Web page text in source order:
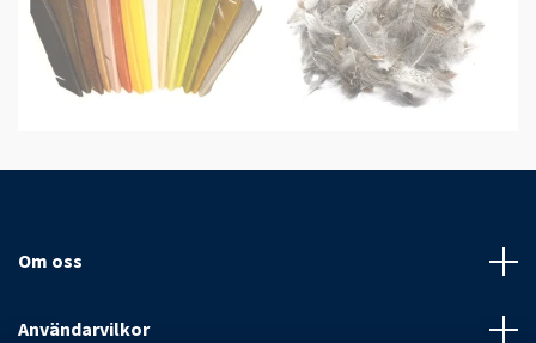
Om oss
Användarvilkor